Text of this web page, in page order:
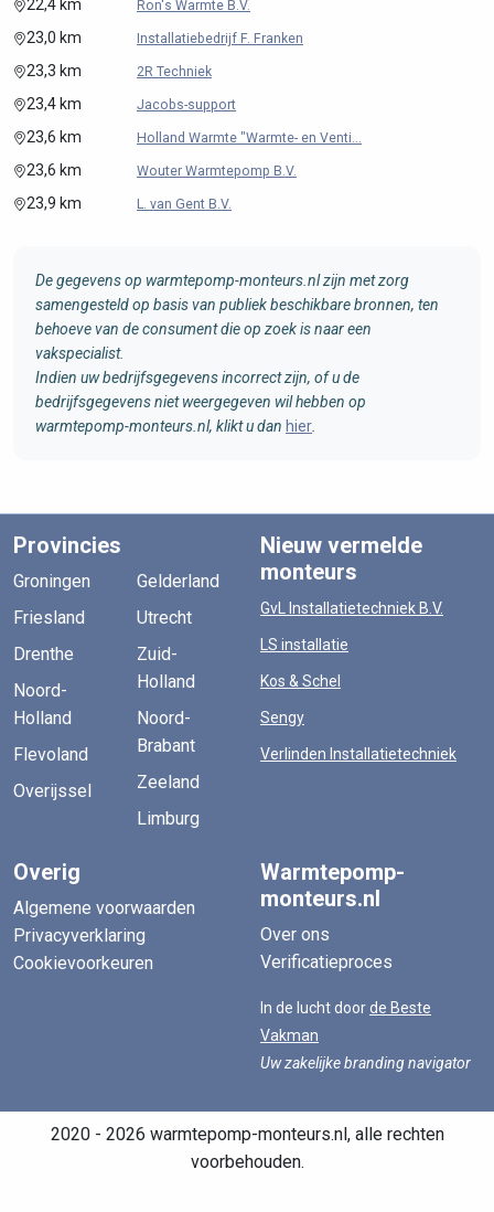
22,4 km Ron's Warmte B.V.
23,0 km Installatiebedrijf F. Franken
23,3 km 2R Techniek
23,4 km Jacobs-support
23,6 km Holland Warmte "Warmte- en Venti...
23,6 km Wouter Warmtepomp B.V.
23,9 km L. van Gent B.V.
De gegevens op warmtepomp-monteurs.nl zijn met zorg
samengesteld op basis van publiek beschikbare bronnen, ten
behoeve van de consument die op zoek is naar een
vakspecialist.
Indien uw bedrijfsgegevens incorrect zijn, of u de
bedrijfsgegevens niet weergegeven wil hebben op
warmtepomp-monteurs.nl, klikt u dan hier
Provincies
Groningen
Friesland
Drenthe
Noord-
Holland
Flevoland
Overijssel
Gelderland
Utrecht
Zuid-
Holland
Noord-
Brabant
Zeeland
Limburg
Nieuw vermelde
monteurs
GvL Installatietechniek B.V.
LS installatie
Kos & Schel
Sengy
Verlinden Installatietechniek
Overig
Algemene voorwaarden
Privacyverklaring
Cookievoorkeuren
Warmtepomp-
monteurs.nl
Over ons
Verificatieproces
In de lucht doorde Beste
Vakman
Uw zakelijke branding navigator
2020 - 2026 warmtepomp-monteurs.nl, alle rechten
voorbehouden.